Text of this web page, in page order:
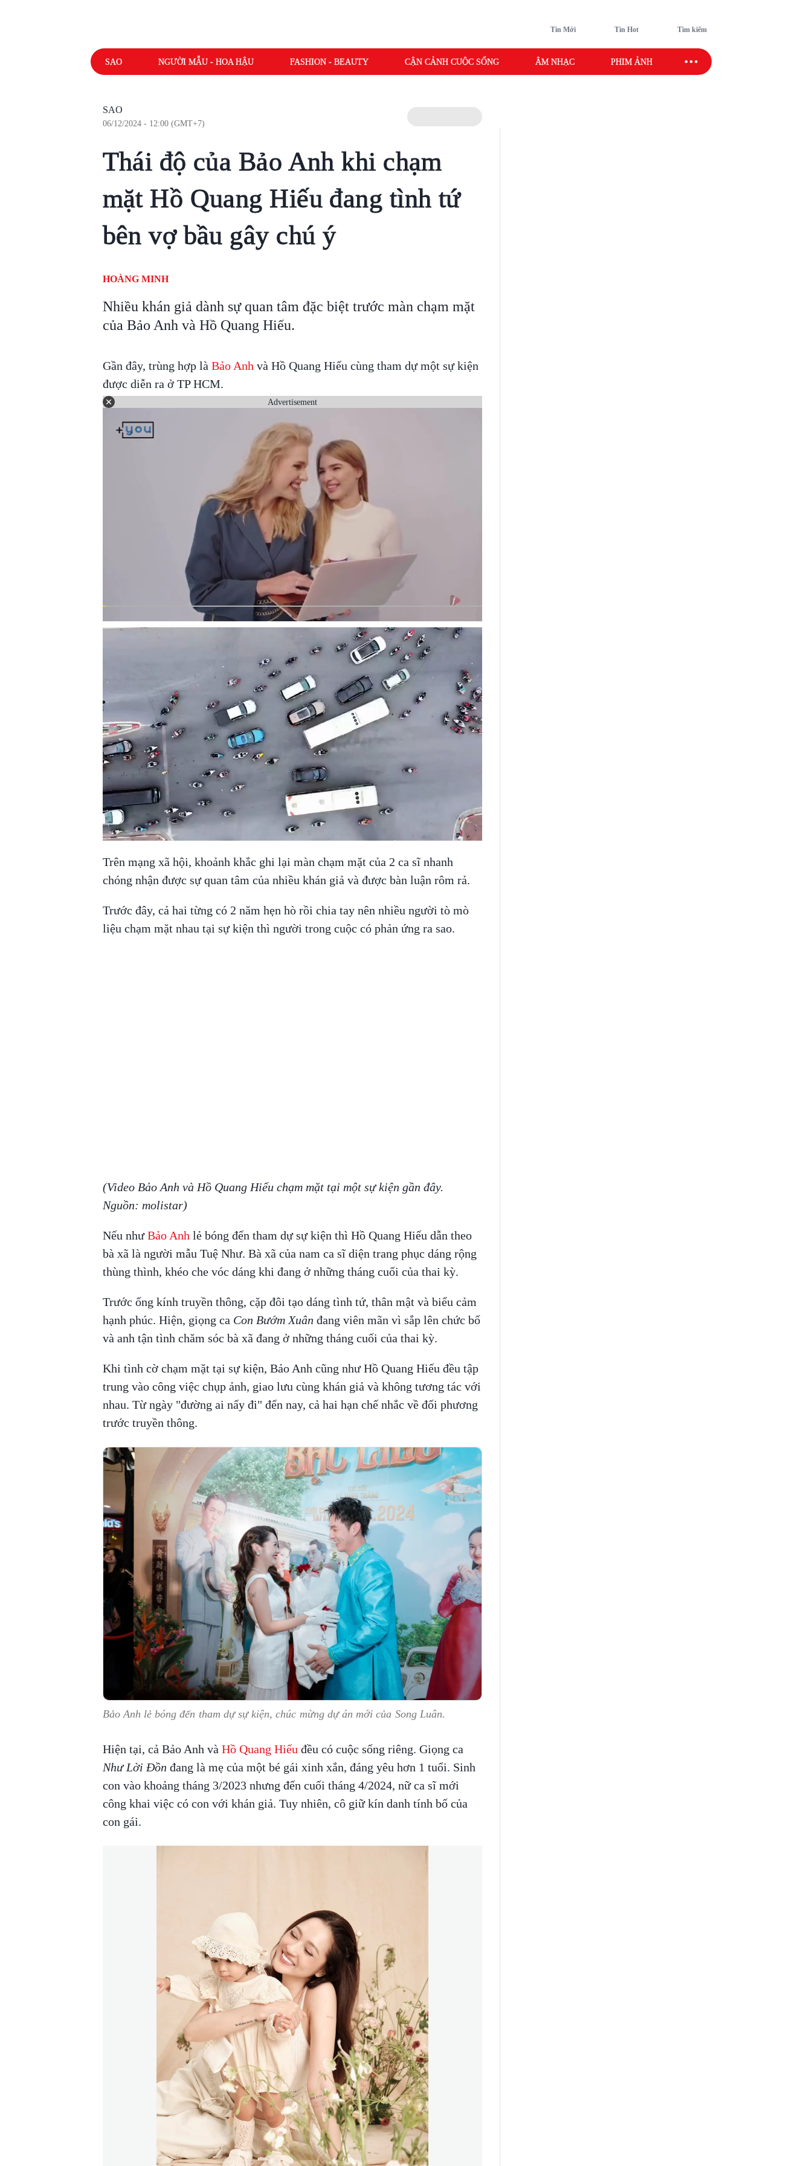
Tin Mới Tin Hot Tìm kiếm
SAO NGƯỜI MẪU - HOA HẬU FASHION - BEAUTY CẬN CẢNH CUỘC SỐNG ÂM NHẠC PHIM ẢNH SAO SPORT
SAO
06/12/2024 - 12:00 (GMT+7)
Thái độ của Bảo Anh khi chạm
mặt Hồ Quang Hiếu đang tình tứ
bên vợ bầu gây chú ý
HOÀNG MINH
Nhiều khán giả dành sự quan tâm đặc biệt trước màn chạm mặt
của Bảo Anh và Hồ Quang Hiếu.
Gần đây, trùng hợp là Bảo Anh và Hồ Quang Hiếu cùng tham dự một sự kiện
được diễn ra ở TP HCM.
Advertisement
Trên mạng xã hội, khoảnh khắc ghi lại màn chạm mặt của 2 ca sĩ nhanh
chóng nhận được sự quan tâm của nhiều khán giả và được bàn luận rôm rả.
Trước đây, cả hai từng có 2 năm hẹn hò rồi chia tay nên nhiều người tò mò
liệu chạm mặt nhau tại sự kiện thì người trong cuộc có phản ứng ra sao.
(Video Bảo Anh và Hồ Quang Hiếu chạm mặt tại một sự kiện gần đây.
Nguồn: molistar)
Nếu nhưBảo Anhlẻ bóng đến tham dự sự kiện thì Hồ Quang Hiếu dẫn theo
bà xã là người mẫu Tuệ Như. Bà xã của nam ca sĩ diện trang phục dáng rộng
thùng thình, khéo che vóc dáng khi đang ở những tháng cuối của thai kỳ.
Trước ống kính truyền thông, cặp đôi tạo dáng tình tứ, thân mật và biểu cảm
hạnh phúc. Hiện, giọng ca Con Bướm Xuân đang viên mãn vì sắp lên chức bố
và anh tận tình chăm sóc bà xã đang ở những tháng cuối của thai kỳ.
Khi tình cờ chạm mặt tại sự kiện, Bảo Anh cũng như Hồ Quang Hiếu đều tập
trung vào công việc chụp ảnh, giao lưu cùng khán giả và không tương tác với
nhau. Từ ngày "đường ai nấy đi" đến nay, cả hai hạn chế nhắc về đối phương
trước truyền thông.
Bảo Anh lẻ bóng đến tham dự sự kiện, chúc mừng dự án mới của Song Luân.
Hiện tại, cả Bảo Anh và Hồ Quang Hiếu đều có cuộc sống riêng. Giọng ca
Như Lời Đồn đang là mẹ của một bé gái xinh xắn, đáng yêu hơn 1 tuổi. Sinh
con vào khoảng tháng 3/2023 nhưng đến cuối tháng 4/2024, nữ ca sĩ mới
công khai việc có con với khán giả. Tuy nhiên, cô giữ kín danh tính bố của
con gái.